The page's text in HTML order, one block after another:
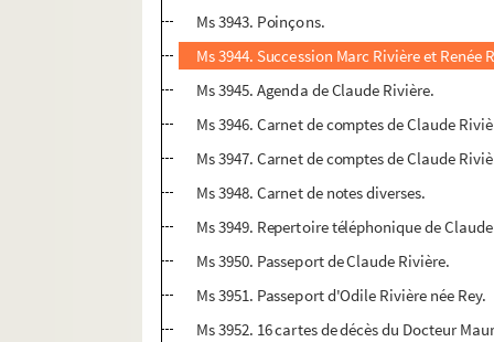
Ms 3943. Poinçons.
Ms 3944. Succession Marc Rivière et Renée
Ms 3945. Agenda de Claude Rivière.
Ms 3946. Carnet de comptes de Claude
Ms 3947. Carnet de comptes de Claude
Ms 3948. Carnet de notes diverses.
Ms 3949. Repertoire téléphonique de
Ms 3950. Passeport de Claude Rivière.
Ms 3951. Passeport d'Odile Rivière née Rey.
Ms 3952. 16 cartes de décès du Docteur